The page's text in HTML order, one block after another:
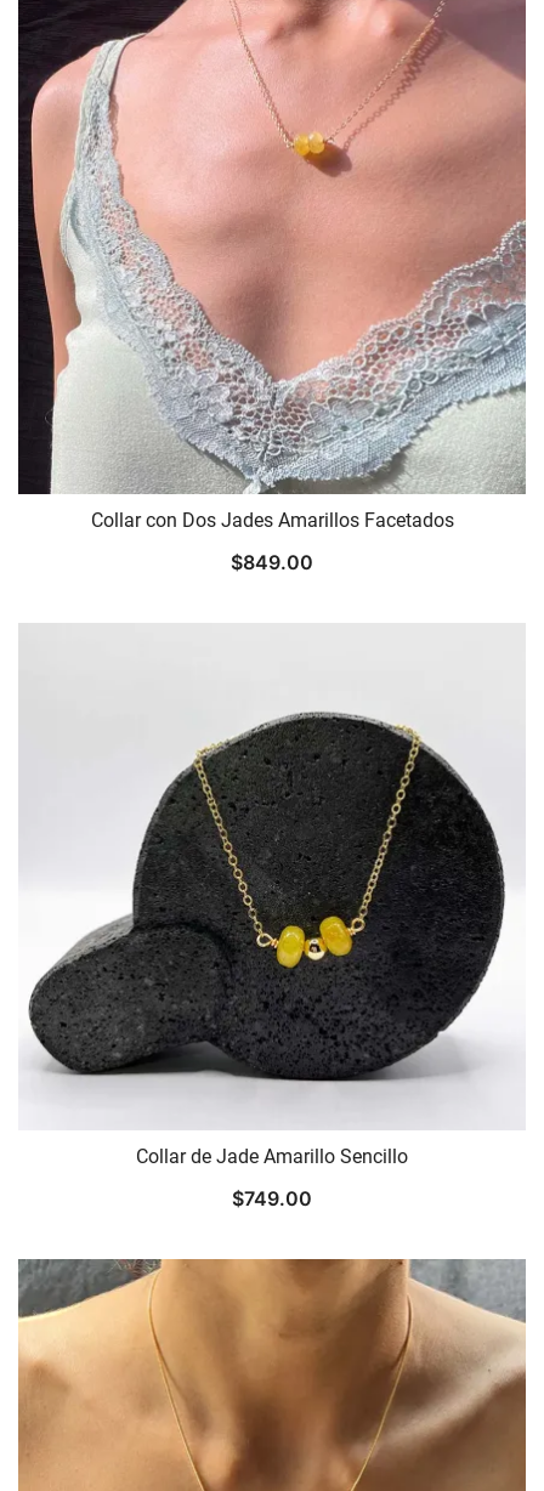
Collar con Dos Jades Amarillos Facetados
$849.00
Collar de Jade Amarillo Sencillo
$749.00